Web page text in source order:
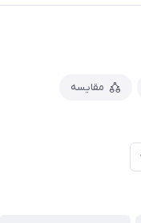
مقایسه